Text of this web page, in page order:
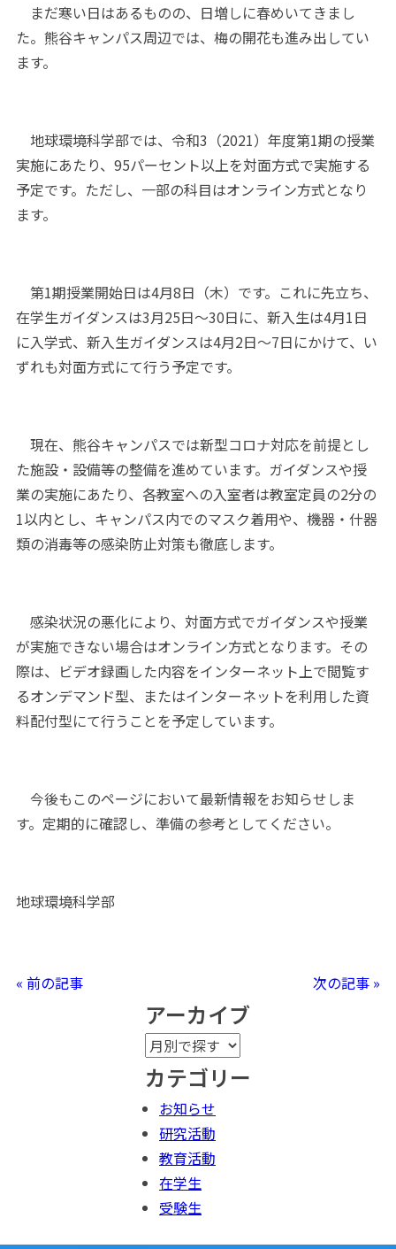
まだ寒い日はあるものの、日増しに春めいてきまし
た。熊谷キャンパス周辺では、梅の開花も進み出してい
ます。
地球環境科学部では、令和3（2021）年度第1期の授業
実施にあたり、95パーセント以上を対面方式で実施する
予定です。ただし、一部の科目はオンライン方式となり
ます。
第1期授業開始日は4月8日（木）です。これに先立ち、
在学生ガイダンスは3月25日〜30日に、新入生は4月1日
に入学式、新入生ガイダンスは4月2日〜7日にかけて、い
ずれも対面方式にて行う予定です。
現在、熊谷キャンパスでは新型コロナ対応を前提とし
た施設・設備等の整備を進めています。ガイダンスや授
業の実施にあたり、各教室への入室者は教室定員の2分の
1以内とし、キャンパス内でのマスク着用や、機器・什器
類の消毒等の感染防止対策も徹底します。
感染状況の悪化により、対面方式でガイダンスや授業
が実施できない場合はオンライン方式となります。その
際は、ビデオ録画した内容をインターネット上で閲覧す
るオンデマンド型、またはインターネットを利用した資
料配付型にて行うことを予定しています。
今後もこのページにおいて最新情報をお知らせしま
す。定期的に確認し、準備の参考としてください。
地球環境科学部
« 前の記事 次の記事 »
アーカイブ
カテゴリー
お知らせ
研究活動
教育活動
在学生
受験生